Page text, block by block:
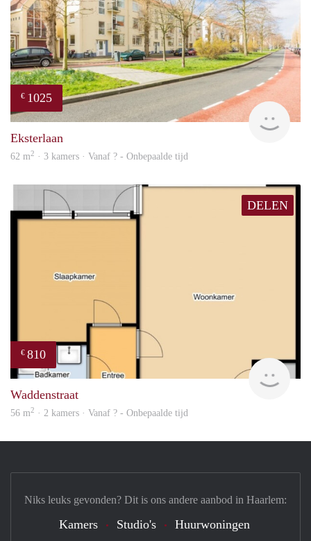
€ 1025
Eksterlaan
62 m2 · 3 kamers · Vanaf ? - Onbepaalde tijd
DELEN
€ 810
Waddenstraat
56 m2 · 2 kamers · Vanaf ? - Onbepaalde tijd
Niks leuks gevonden? Dit is ons andere aanbod in Haarlem:
Kamers Studio's Huurwoningen